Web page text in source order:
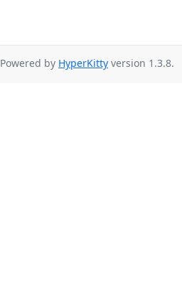
Powered by HyperKitty version 1.3.8.